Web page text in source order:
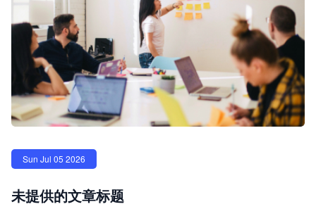
Sun Jul 05 2026
未提供的文章标题